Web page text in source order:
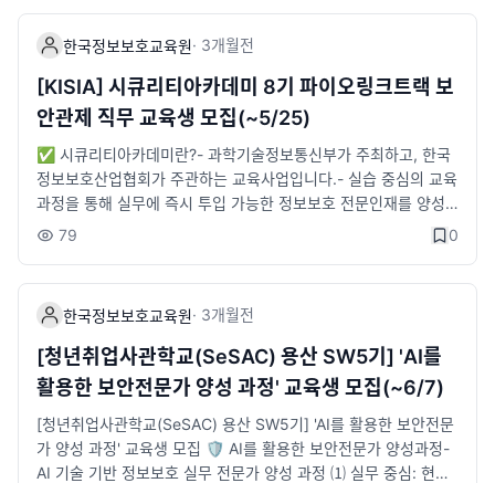
발절차서류전형(6.25) → 온라인 면접(6.26) → 최종합격(6.30)
✍️ 신청방법기업수요기반 화이트해커 양성과정 신청 구글폼 등록
및 신청 -&gt; 바로가기📍 교육장소동서대학교 센텀캠퍼스(부산
해운대구 센텀중앙로 55)⏰ 교육시간- 09:00~18:00(주말·공휴
일 제외)🎁 교육혜택- 100% 전액 무료 교육- 교육수당 50만원
지급- 취업 지원 프로그램 제공(채용설명회, 이력서 및 포트폴리오
첨삭, 모의면접 등)- 팀 프로젝트 활동 및 전문가 멘토링 지원- 프
로젝트 기간 중 교육생 전원 노트북 지원- 인턴십 기회 부여 및 채
용연계 지원(23개사)📞 문의처T. 02-6418-5659 / 02-6748-2
030E. wjsdpwls77@kisia.or.kr / cyt0521@kisia.or.kr
p; - 보안전문화 교육 6주(오프라인,10:00~17:00)&nbsp; - 팀
프로젝트 12주(온·오프라인, 주 2회 오프라인 예정)🎁 교육혜택&
nbsp; - 전액 무료 교육(내일배움카드와 무관)&nbsp; - 매월 80
만원 교육지원금 지급&nbsp; - 창업지원금 및 과학기술정보통신
부 장관상 수여&nbsp; - 전용 교육장, 노트북, 테스트베드 및 개발
인프라 지원&nbsp; - 전문가 프로젝트 멘토링 지원&nbsp; - 프
로젝트 특허출원 지원 기회 제공📞 문의처&nbsp; - (E) lyn1224
@kisia.or.kr&nbsp; - (T) 02-6418-5672→ 4기 홍보 영상 보
러가기
한국정보보호교육원· 3개월전
[KISIA] 시큐리티아카데미 8기 파이오링크트랙 보
안관제 직무 교육생 모집(~5/25)
✅ 시큐리티아카데미란?- 과학기술정보통신부가 주최하고, 한국
정보보호산업협회가 주관하는 교육사업입니다.- 실습 중심의 교육
과정을 통해 실무에 즉시 투입 가능한 정보보호 전문인재를 양성
하는 채용연계형 교육과정입니다.​✅ 기업형 과정이란?- 다수의
투어 및 현직자와의 네트워킹 기회 제공​🛡️모집 트랙- 파이오링크
트랙(보안관제, 정규직 전환 대상 인턴)​⭐ 모집대상- 4년제 이상 I
T 유관학과 졸업(예정)자 트랙별 20명※ 보안관제 직무 10명 선발
예정​⭐ 우대조건- '26년 8월 기준 4년제 졸업자 또는 졸업예정
자- 정보보호 관련 기술 및 자격증 보유자- 교육 종료 후 취업 연계
가능자​📜 선발절차1) 접수마감 : 5월 25일(월)까지2) 서류 발표:
서류 합격자 대상 추후 개별 안내3) 대면면접 : 5월 28일(목)4) 합
격자 발표 : 개별 안내※ 세부 일정은 변동될 수 있습니다.​📜 신청
79 0
한국정보보호교육원· 3개월전
[청년취업사관학교(SeSAC) 용산 SW5기] 'AI를
활용한 보안전문가 양성 과정' 교육생 모집(~6/7)
[청년취업사관학교(SeSAC) 용산 SW5기] 'AI를 활용한 보안전문
가 양성 과정' 교육생 모집 🛡️ AI를 활용한 보안전문가 양성과정-
AI 기술 기반 정보보호 실무 전문가 양성 과정 ⑴ 실무 중심: 현직